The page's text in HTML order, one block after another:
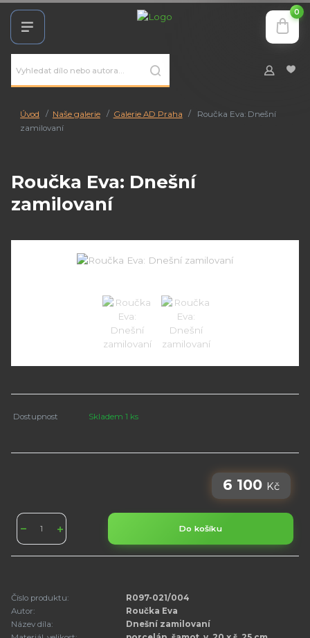
0
Úvod Naše galerie Galerie AD Praha
Roučka Eva: Dnešní
zamilovaní
Roučka Eva: Dnešní
zamilovaní
Dostupnost Skladem 1 ks
6 100 Kč
Do košíku
Číslo produktu:
R097-021/004
Autor:
Roučka Eva
Název díla:
Dnešní zamilovaní